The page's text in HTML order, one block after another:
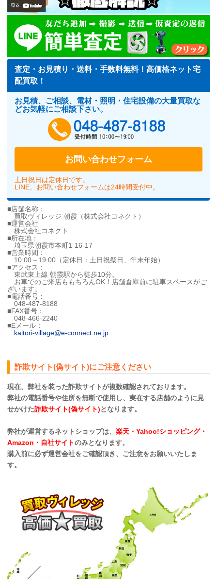
査定・お見積り・送料・手数料無料！高価格ネット宅
配買取！
お見積、ご相談、電材・照明・住宅設備の大量買取な
どお気軽にご相談下さい。
お問い合わせフォーム
土日祝日は定休日です。
LINE、お問い合わせフォームは24時間受付中。
■店舗名称：
買取ヴィレッジ 朝霞（株式会社コネクト）
■運営会社
株式会社コネクト
■所在地：
埼玉県朝霞市本町1-16-17
■営業時間：
10:00～19:00（定休日：土日祝祭日、年末年始）
■アクセス：
東武東上線 朝霞駅から徒歩10分。
お車でのご来店ももちろんOK！店舗倉庫前に駐車スペースがご
ざいます。
■電話番号：
048-487-8188
■FAX番号：
048-466-2240
■Eメール：
kaitori-village@e-connect.ne.jp
詐欺サイト(偽サイト)にご注意ください
現在、弊社を装った詐欺サイトが複数確認されております。
弊社の電話番号や住所を無断で使用し、実在する店舗のように見
せかけた詐欺サイト(偽サイト)となります。
弊社が運営するネットショップは、 楽天・Yahoo!ショッピング・
Amazon・自社サイトのみとなります。
購入前に必ず運営会社をご確認頂き、ご注意をお願いいたしま
す。